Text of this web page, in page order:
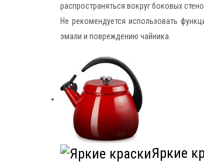
распространяться вокруг боковых
Не рекомендуется использовать
эмали и повреждению чайника.
Яркие